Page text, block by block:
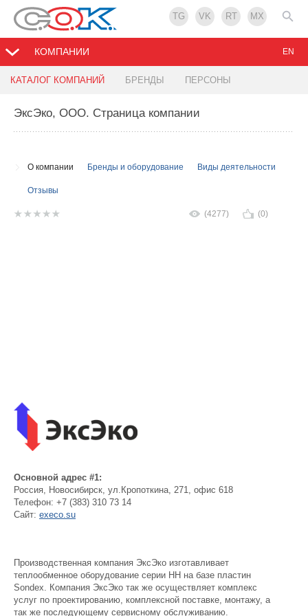
TG VK RT MX
КОМПАНИИ
КАТАЛОГ КОМПАНИЙ БРЕНДЫ ПЕРСОНЫ
EN
ЭксЭко, ООО. Страница компании
О компании Бренды и оборудование Виды деятельности
Отзывы
(4277) (0)
Основной адрес #1:
Россия, Новосибирск, ул.Кропоткина, 271, офис 618
Телефон: +7 (383) 310 73 14
Сайт: execo.su
Производственная компания ЭксЭко изготавливает
теплообменное оборудование серии НН на базе пластин
Sondex. Компания ЭксЭко так же осуществляет комплекс
услуг по проектированию, комплексной поставке, монтажу, а
так же последующему сервисному обслуживанию.